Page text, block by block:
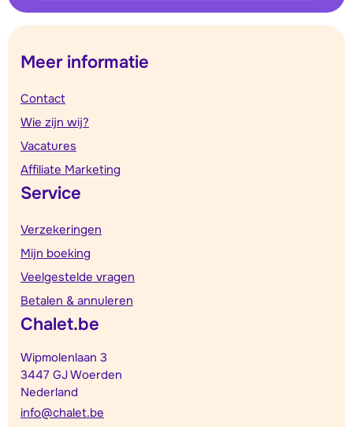
Meer informatie
Contact
Wie zijn wij?
Vacatures
Affiliate Marketing
Service
Verzekeringen
Mijn boeking
Veelgestelde vragen
Betalen & annuleren
Chalet.be
Wipmolenlaan 3
3447 GJ Woerden
Nederland
info@chalet.be